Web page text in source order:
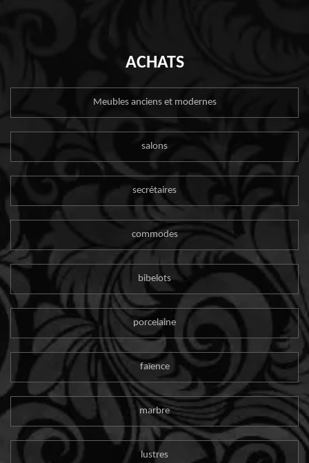
ACHATS
Meubles anciens et modernes
salons
secrétaires
commodes
bibelots
porcelaine
faïence
marbre
lustres